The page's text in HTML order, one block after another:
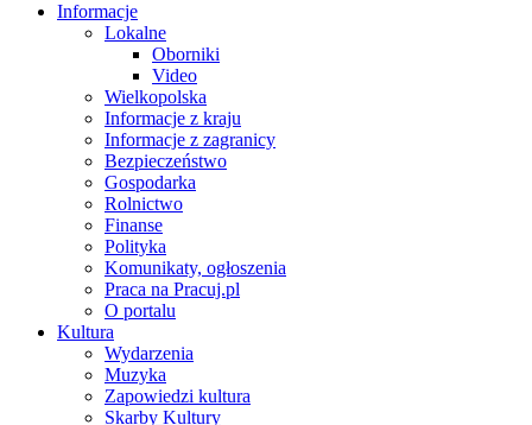
Informacje
Lokalne
Oborniki
Video
Wielkopolska
Informacje z kraju
Informacje z zagranicy
Bezpieczeństwo
Gospodarka
Rolnictwo
Finanse
Polityka
Komunikaty, ogłoszenia
Praca na Pracuj.pl
O portalu
Kultura
Wydarzenia
Muzyka
Zapowiedzi kultura
Skarby Kultury